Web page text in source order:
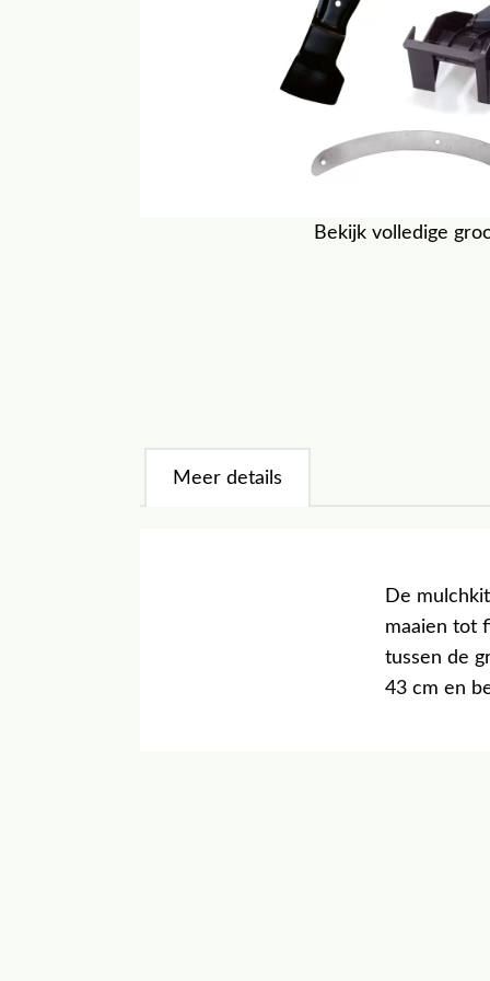
Bekijk volledige
Meer details
De
maaien tot
tussen de
43 cm en